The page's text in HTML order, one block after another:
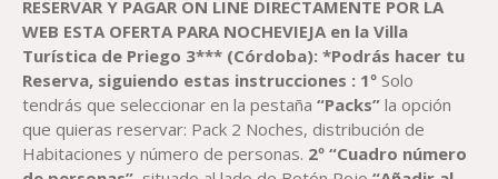
RESERVAR Y PAGAR ON LINE DIRECTAMENTE POR LA
WEB ESTA OFERTA PARA NOCHEVIEJA en laVilla
Turística de Priego 3*** (Córdoba):*Podrás hacer tu
Reserva, siguiendo estas instrucciones : 1ºSolo
tendrás que seleccionar en la pestaña“Packs”la opción
que quieras reservar: Pack 2 Noches, distribución de
Habitaciones y número de personas. 2º “Cuadro número